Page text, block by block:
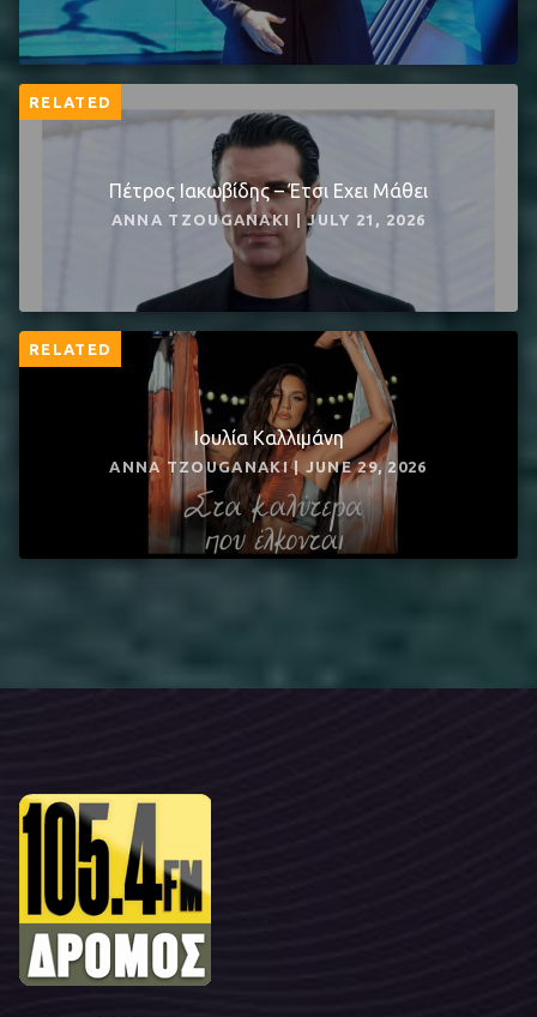
RELATED
Πέτρος Ιακωβίδης – Έτσι Εχει Μάθει
ANNA TZOUGANAKI | JULY 21, 2026
RELATED
Ιουλία Καλλιμάνη
ANNA TZOUGANAKI | JUNE 29, 2026